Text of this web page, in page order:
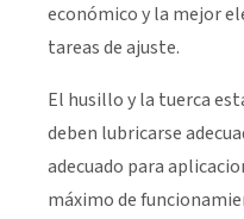
económico y la mejor
tareas de ajuste.
El husillo y la tuerca
deben lubricarse
adecuado para
máximo de